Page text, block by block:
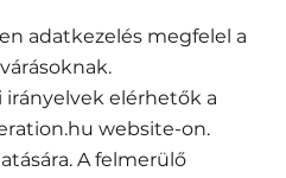
adatkezelés megfelel a
elérhetők a
website-on.
A felmerülő